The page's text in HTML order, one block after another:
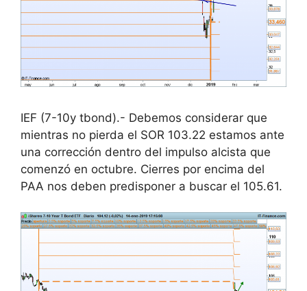
IEF (7-10y tbond).- Debemos considerar que
mientras no pierda el SOR 103.22 estamos ante
una corrección dentro del impulso alcista que
comenzó en octubre. Cierres por encima del
PAA nos deben predisponer a buscar el 105.61.